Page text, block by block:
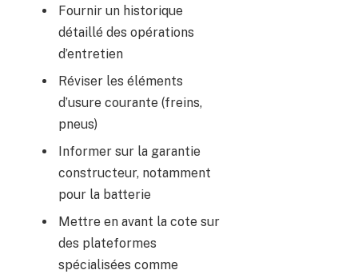
Fournir un historique
détaillé des opérations
d’entretien
Réviser les éléments
d’usure courante (freins,
pneus)
Informer sur la garantie
constructeur, notamment
pour la batterie
Mettre en avant la cote sur
des plateformes
spécialisées comme